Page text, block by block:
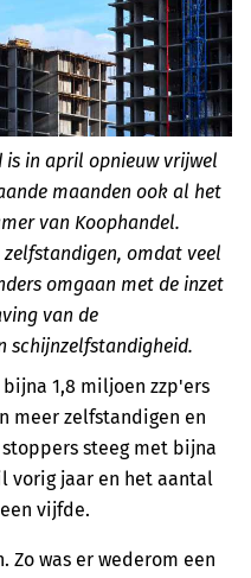
is in april opnieuw vrijwel
maanden ook al het
van Koophandel.
omdat veel
omgaan met de inzet
van de
schijnzelfstandigheid.
1,8 miljoen zzp'ers
meer zelfstandigen en
steeg met bijna
vorig jaar en het aantal
vijfde.
Zo was er wederom een